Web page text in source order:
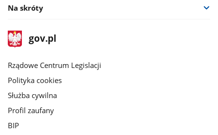
Na skróty
stopka
gov.plStrona
gov.pl
Rządowe Centrum Legislacji
Polityka cookies
Służba cywilna
Profil zaufany
BIP